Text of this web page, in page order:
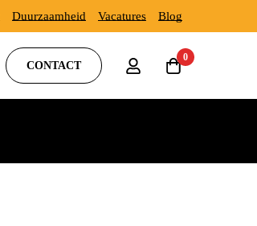
Duurzaamheid Vacatures Blog
CONTACT
0